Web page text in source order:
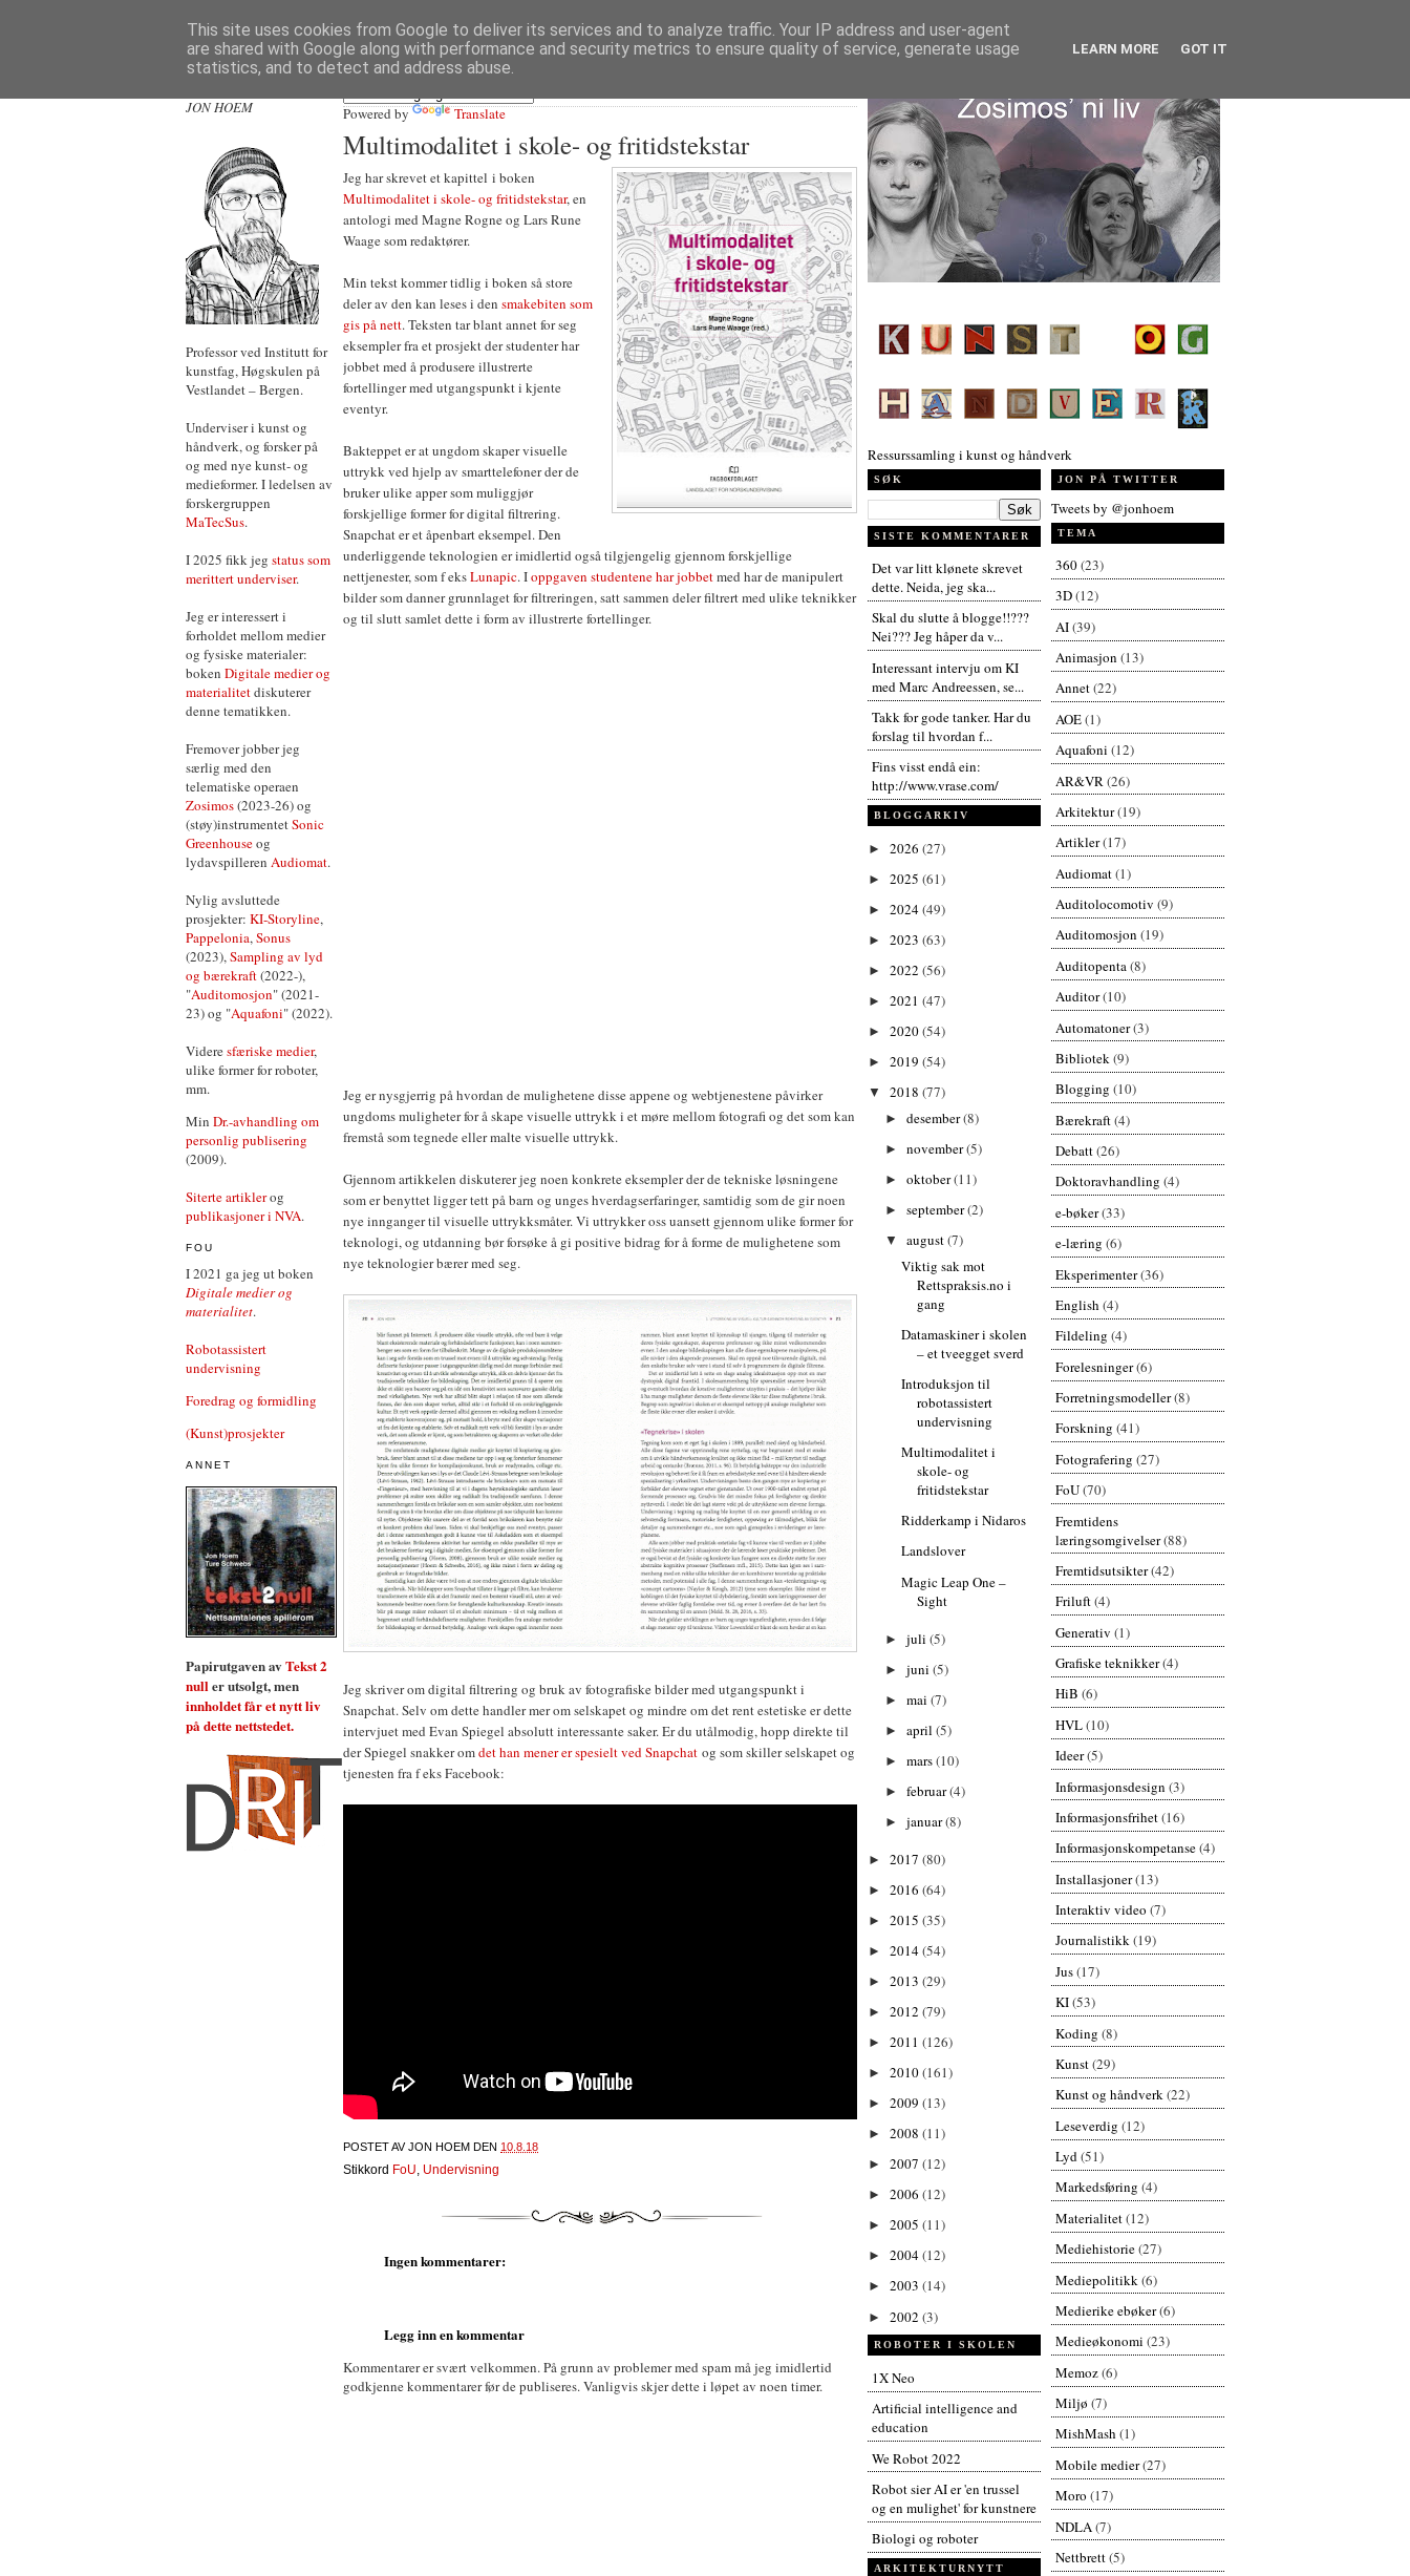
JON HOEM
Professor ved Institutt for
kunstfag, Høgskulen på
Vestlandet – Bergen.
Underviser i kunst og
håndverk, og forsker på
og med nye kunst- og
medieformer. I ledelsen av
forskergruppen
MaTecSus.
I 2025 fikk jeg status som
merittert underviser.
Jeg er interessert i
forholdet mellom medier
og fysiske materialer:
boken Digitale medier og
materialitetdiskuterer
denne tematikken.
Fremover jobber jeg
særlig med den
telematiske operaen
Zosimos(2023-26) og
(støy)instrumentetSonic
Greenhouseog
lydavspilleren Audiomat.
Nylig avsluttede
prosjekter: KI-Storyline,
Pappelonia,Sonus
(2023),Sampling av lyd
og bærekraft(2022-),
"Auditomosjon" (2021-
23) og "Aquafoni" (2022).
Videresfæriske medier,
ulike former for roboter,
mm.
Min Dr.-avhandling om
personlig publisering
(2009).
Siterte artiklerog
publikasjoner i NVA.
FOU
I 2021 ga jeg ut boken
Digitale medier og
materialitet.
Robotassistert
undervisning
Foredrag og formidling
(Kunst)prosjekter
ANNET
Papirutgaven av Tekst 2
nuller utsolgt, men
innholdet får et nytt liv
på dette nettstedet.
Powered by Translate
Multimodalitet i skole- og fritidstekstar
Jeg har skrevet et kapittel i boken
Multimodalitet i skole- og fritidstekstar, en
antologi med Magne Rogne og Lars Rune
Waage som redaktører.
Min tekst kommer tidlig i boken så store
deler av den kan leses i den smakebiten som
gis på nett. Teksten tar blant annet for seg
eksempler fra et prosjekt der studenter har
jobbet med å produsere illustrerte
fortellinger med utgangspunkt i kjente
eventyr.
Bakteppet er at ungdom skaper visuelle
uttrykk ved hjelp av smarttelefoner der de
bruker ulike apper som muliggjør
forskjellige former for digital filtrering.
Snapchat er et åpenbart eksempel. Den
underliggende teknologien er imidlertid også tilgjengelig gjennom forskjellige
nettjenester, som f eksLunapic. Ioppgaven studentene har jobbetmed har de manipulert
bilder som danner grunnlaget for filtreringen, satt sammen deler filtrert med ulike teknikker
og til slutt samlet dette i form av illustrerte fortellinger.
Jeg er nysgjerrig på hvordan de mulighetene disse appene og webtjenestene påvirker
ungdoms muligheter for å skape visuelle uttrykk i et møre mellom fotografi og det som kan
fremstå som tegnede eller malte visuelle uttrykk.
Gjennom artikkelen diskuterer jeg noen konkrete eksempler der de tekniske løsningene
som er benyttet ligger tett på barn og unges hverdagserfaringer, samtidig som de gir noen
nye innganger til visuelle uttrykksmåter. Vi uttrykker oss uansett gjennom ulike former for
teknologi, og utdanning bør forsøke å gi positive bidrag for å forme de mulighetene som
nye teknologier bærer med seg.
Jeg skriver om digital filtrering og bruk av fotografiske bilder med utgangspunkt i
Snapchat. Selv om dette handler mer om selskapet og mindre om det rent estetiske er dette
intervjuet med Evan Spiegel absolutt interessante saker. Er du utålmodig, hopp direkte til
der Spiegel snakker omdet han mener er spesielt ved Snapchat og som skiller selskapet og
tjenesten fra f eks Facebook:
POSTET AVJON HOEM DEN 10.8.18
Stikkord FoU Undervisning
Ingen kommentarer:
Legg inn en kommentar
Kommentarer er svært velkommen. På grunn av problemer med spam må jeg imidlertid
godkjenne kommentarer før de publiseres. Vanligvis skjer dette i løpet av noen timer.
Ressurssamling i kunst og håndverk
SØK
SISTE KOMMENTARER
Det var litt klønete skrevet
dette. Neida, jeg ska...
Skal du slutte å blogge!!???
Nei??? Jeg håper da v...
Interessant intervju om KI
med Marc Andreessen, se...
Takk for gode tanker. Har du
forslag til hvordan f...
Fins visst endå ein:
http://www.vrase.com/
BLOGGARKIV
► 2026 (27)
► 2025 (61)
► 2024(49)
► 2023 (63)
► 2022 (56)
► 2021 (47)
► 2020(54)
► 2019 (54)
▼ 2018 (77)
► desember(8)
► november(5)
► oktober(11)
► september(2)
▼ august(7)
Viktig sak mot
Rettspraksis.no i
gang
Datamaskiner i skolen
– et tveegget sverd
Introduksjon til
robotassistert
undervisning
Multimodalitet i
skole- og
fritidstekstar
Ridderkamp i Nidaros
Landslover
Magic Leap One –
Sight
► juli (5)
► juni (5)
► mai (7)
► april (5)
► mars(10)
► februar(4)
► januar(8)
► 2017 (80)
► 2016 (64)
► 2015 (35)
► 2014(54)
► 2013 (29)
► 2012 (79)
► 2011 (126)
► 2010(161)
► 2009 (13)
► 2008 (11)
► 2007 (12)
► 2006 (12)
► 2005 (11)
► 2004(12)
► 2003 (14)
► 2002 (3)
ROBOTER I SKOLEN
1X Neo
Artificial intelligence and
education
We Robot 2022
Robot sier AI er 'en trussel
og en mulighet' for kunstnere
Biologi og roboter
ARKITEKTURNYTT
JON PÅ TWITTER
Tweets by @jonhoem
TEMA
360(23)
3D(12)
AI(39)
Animasjon (13)
Annet(22)
AOE(1)
Aquafoni (12)
AR&VR (26)
Arkitektur(19)
Artikler(17)
Audiomat(1)
Auditolocomotiv (9)
Auditomosjon (19)
Auditopenta(8)
Auditor(10)
Automatoner(3)
Bibliotek(9)
Blogging (10)
Bærekraft(4)
Debatt(26)
Doktoravhandling (4)
e-bøker(33)
e-læring (6)
Eksperimenter(36)
English (4)
Fildeling (4)
Forelesninger(6)
Forretningsmodeller(8)
Forskning (41)
Fotografering (27)
FoU(70)
Fremtidens
læringsomgivelser(88)
Fremtidsutsikter(42)
Friluft(4)
Generativ (1)
Grafiske teknikker(4)
HiB (6)
HVL(10)
Ideer(5)
Informasjonsdesign (3)
Informasjonsfrihet(16)
Informasjonskompetanse(4)
Installasjoner(13)
Interaktiv video (7)
Journalistikk(19)
Jus(17)
KI(53)
Koding (8)
Kunst(29)
Kunst og håndverk(22)
Leseverdig (12)
Lyd(51)
Markedsføring (4)
Materialitet(12)
Mediehistorie(27)
Mediepolitikk (6)
Medierike ebøker(6)
Medieøkonomi (23)
Memoz(6)
Miljø (7)
MishMash (1)
Mobile medier(27)
Moro (17)
NDLA (7)
Nettbrett(5)
This site uses cookies from Google to deliver its services and to analyze traffic. Your IP address and user-agent
are shared with Google along with performance and security metrics to ensure quality of service, generate usage
statistics, and to detect and address abuse.
LEARN MORE GOT IT